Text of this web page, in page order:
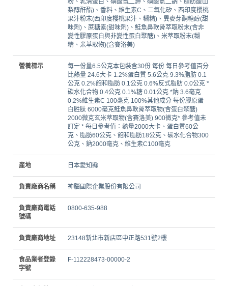
梨醇酐酯)、香料、維生素C、二氧化矽、西印度櫻桃
果汁粉末(西印度櫻桃果汁、糊精)、異麥芽酮糖醇(甜
味劑)、蔗糖素(甜味劑)、鮭魚鼻軟骨萃取粉末(含非
變性膠原蛋白與非變性蛋白聚醣)、米萃取粉末(糊
精、米萃取物)(含賽洛美)
營養標示
每一份量6.5公克本包裝含30份 每份 每日參考值百分
比熱量 24.6大卡 1.2%蛋白質 5.6公克 9.3%脂肪 0.1
公克 0.2%飽和脂肪 0.1公克 0.6%反式脂肪 0.0公克 *
碳水化合物 0.4公克 0.1%糖 0.01公克 *鈉 3.6毫克
0.2%維生素C 100毫克 100%其他成分 每份膠原蛋
白胜肽 6000毫克鮭魚鼻軟骨萃取物(含蛋白聚醣)
2000微克玄米萃取物(含賽洛美) 900微克* 參考值未
訂定 * 每日參考值：熱量2000大卡、蛋白質60公
克、脂肪60公克、飽和脂肪18公克、碳水化合物300
公克、鈉2000毫克、維生素C100毫克
產地 日本愛知縣
負責廠商名稱 神腦國際企業股份有限公司
負責廠商電話
號碼
0800-635-988
負責廠商地址 23148新北市新店區中正路531號2樓
食品業者登錄
字號
F-112228473-00000-2